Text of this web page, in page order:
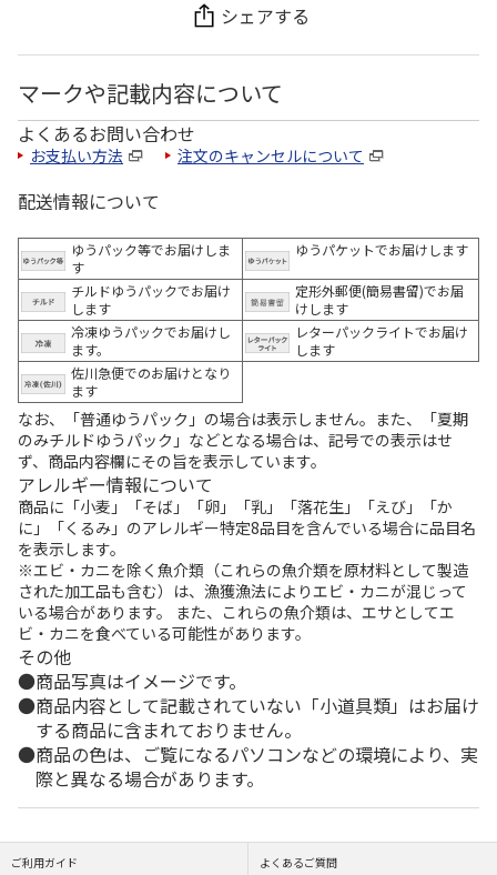
シェアする
マークや記載内容について
よくあるお問い合わせ
お支払い方法 注文のキャンセルについて
配送情報について
ゆうパック等でお届けしま
す
ゆうパケットでお届けします
チルドゆうパックでお届け
します
定形外郵便(簡易書留)でお届
けします
冷凍ゆうパックでお届けし
ます。
レターパックライトでお届け
します
佐川急便でのお届けとなり
ます
なお、「普通ゆうパック」の場合は表示しません。また、「夏期
のみチルドゆうパック」などとなる場合は、記号での表示はせ
ず、商品内容欄にその旨を表示しています。
アレルギー情報について
商品に「小麦」「そば」「卵」「乳」「落花生」「えび」「か
に」「くるみ」のアレルギー特定8品目を含んでいる場合に品目名
を表示します。
※エビ・カニを除く魚介類（これらの魚介類を原材料として製造
された加工品も含む）は、漁獲漁法によりエビ・カニが混じって
いる場合があります。 また、これらの魚介類は、エサとしてエ
ビ・カニを食べている可能性があります。
その他
商品写真はイメージです。
商品内容として記載されていない「小道具類」はお届け
する商品に含まれておりません。
商品の色は、ご覧になるパソコンなどの環境により、実
際と異なる場合があります。
ご利用ガイド よくあるご質問